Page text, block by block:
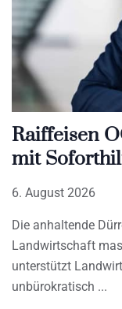
Raiffeisen
mit
6. August 2026
Die anhaltende
Landwirtschaft
unterstützt
unbürokratisch